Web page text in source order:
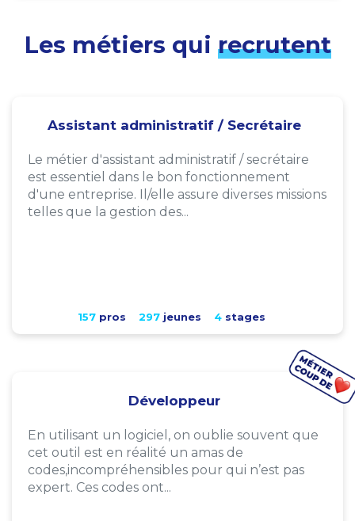
Les métiers qui recrutent
Assistant administratif / Secrétaire
Le métier d'assistant administratif / secrétaire
est essentiel dans le bon fonctionnement
d'une entreprise. Il/elle assure diverses missions
telles que la gestion des...
157pros 297jeunes 4stages
Développeur
En utilisant un logiciel, on oublie souvent que
cet outil est en réalité un amas de
codes,incompréhensibles pour qui n’est pas
expert. Ces codes ont...